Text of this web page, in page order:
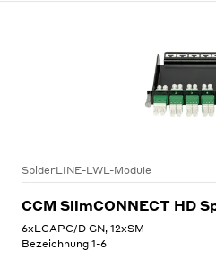
SpiderLINE-LWL-Module
CCM SlimCONNECT HD
6xLCAPC/D GN, 12xSM
Bezeichnung 1-6